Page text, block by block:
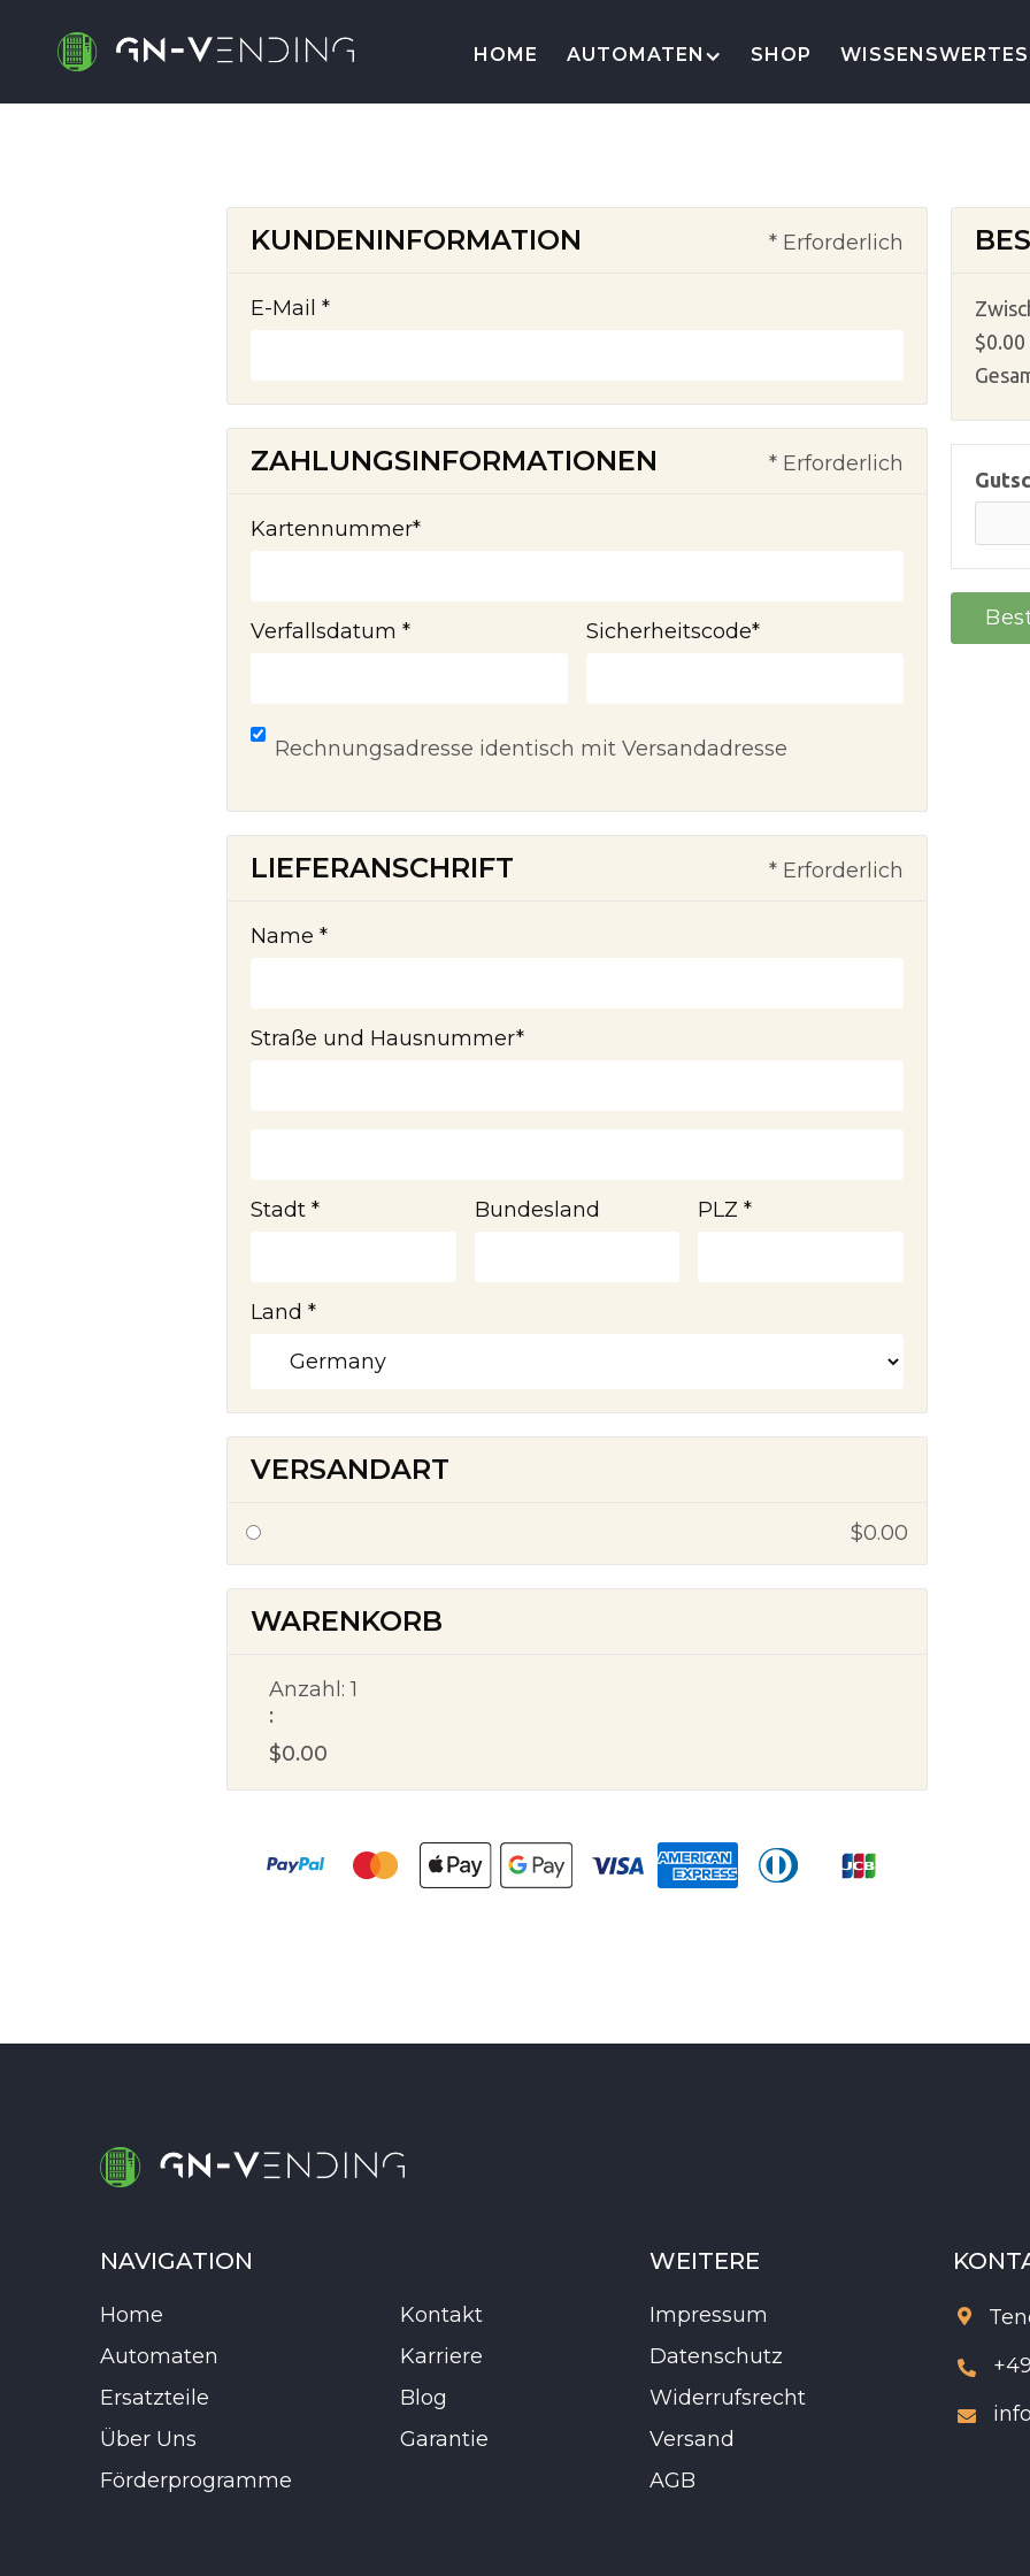
HOME AUTOMATEN SHOP WISSENSWERTES
KUNDENINFORMATION * Erforderlich
E-Mail *
ZAHLUNGSINFORMATIONEN * Erforderlich
Kartennummer*
Verfallsdatum * Sicherheitscode*
Rechnungsadresse identisch mit Versandadresse
LIEFERANSCHRIFT * Erforderlich
Name *
Straße und Hausnummer*
Stadt * Bundesland PLZ *
Land *
VERSANDART
$0.00
WARENKORB
Anzahl: 1
:
$0.00
$0.00
NAVIGATION
Home
Automaten
Ersatzteile
Über Uns
Förderprogramme
Kontakt
Karriere
Blog
Garantie
WEITERE
Impressum
Datenschutz
Widerrufsrecht
Versand
AGB


